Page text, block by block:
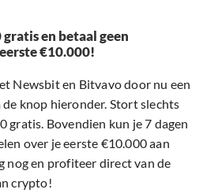
en betaal geen
€10.000!
Newsbit en Bitvavo door nu een
knop hieronder. Stort slechts
gratis. Bovendien kun je 7 dagen
over je eerste €10.000 aan
nog en profiteer direct van de
crypto!